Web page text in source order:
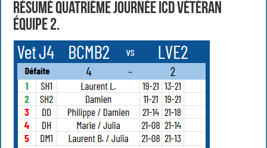
Résumé quatrième journée ICD Vétéran
équipe 2.